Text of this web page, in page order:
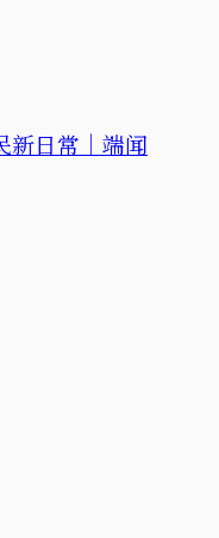
新日常｜端闻